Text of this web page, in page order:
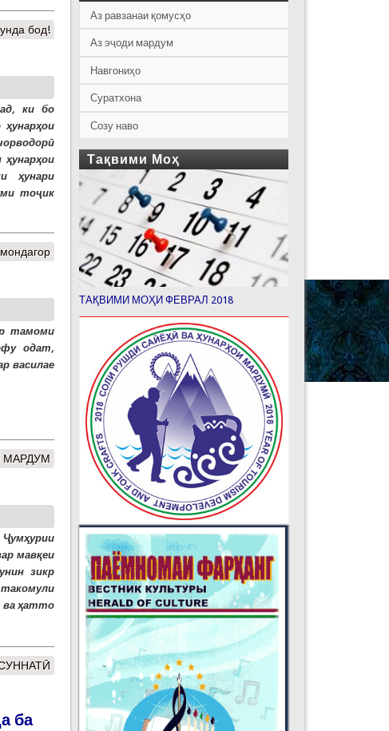
бод!
ки бо
ҳунари
тоҷик
тамоми
одат,
василае
МАРДУМ
мавқеи
зикр
ва ҳатто
ба
Аз равзанаи қомусҳо
Аз эҷоди мардум
Навгониҳо
Суратхона
Созу наво
Тақвими Моҳ
ТАҚВИМИ МОҲИ ФЕВРАЛ 2018